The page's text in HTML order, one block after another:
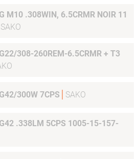
M10 .308WIN, 6.5CRMR NOIR 11
SAKO
308-260REM-6.5CRMR + T3
300W 7CPS SAKO
.338LM 5CPS 1005-15-157-